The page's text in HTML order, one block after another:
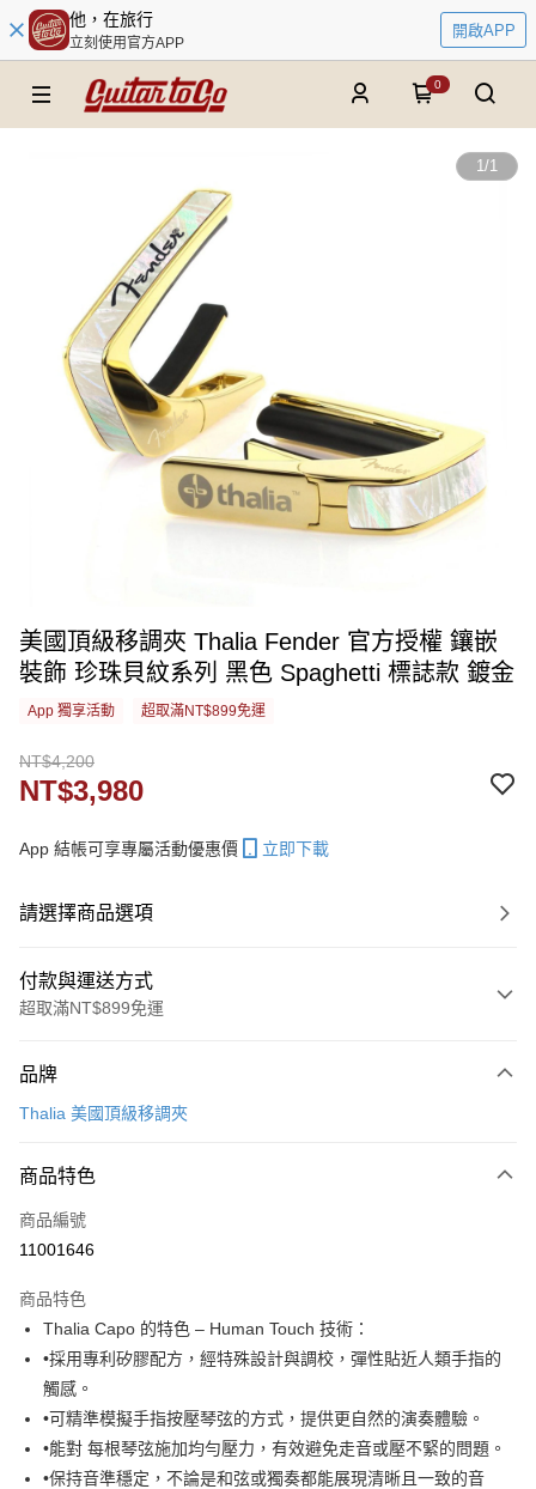
他，在旅行
立刻使用官方APP
開啟APP
0
1/1
美國頂級移調夾 Thalia Fender 官方授權 鑲嵌
裝飾 珍珠貝紋系列 黑色 Spaghetti 標誌款 鍍金
App 獨享活動 超取滿NT$899免運
NT$4,200
NT$3,980
App 結帳可享專屬活動優惠價 立即下載
請選擇商品選項
付款與運送方式
超取滿NT$899免運
信用卡一次付款
3 期 0 利率 每期
合作金庫商業銀行
上海商業儲蓄銀行
臺灣中小企業銀行
匯豐（台灣）商業銀行
華泰商業銀行
聯邦商業銀行
遠東國際商業銀行
元大商業銀行
玉山商業銀行
星展（台灣）商業銀行
台灣樂天信用卡公司
合作金庫商業銀行
上海商業儲蓄銀行
國泰世華商業銀行
兆豐國際商業銀行
匯豐（台灣）商業銀行
華泰商業銀行
聯邦商業銀行
元大商業銀行
永豐商業銀行
玉山商業銀行
星展（台灣）商業銀行
台新國際商業銀行
中國信託商業銀行
12 期 0 利率 每期
華南商業銀行
上海商業儲蓄銀行
台北富邦商業銀行
國泰世華商業銀行
兆豐國際商業銀行
臺灣中小企業銀行
聯邦商業銀行
遠東國際商業銀行
元大商業銀行
永豐商業銀行
玉山商業銀行
星展（台灣）商業銀行
LINE Pay
街口支付
悠遊付
品牌
Thalia 美國頂級移調夾
商品特色
商品編號
11001646
商品特色
Thalia Capo 的特色 – Human Touch 技術：
•採用專利矽膠配方，經特殊設計與調校，彈性貼近人類手指的
觸感。
•可精準模擬手指按壓琴弦的方式，提供更自然的演奏體驗。
•能對 每根琴弦施加均勻壓力，有效避免走音或壓不緊的問題。
•保持音準穩定，不論是和弦或獨奏都能展現清晰且一致的音